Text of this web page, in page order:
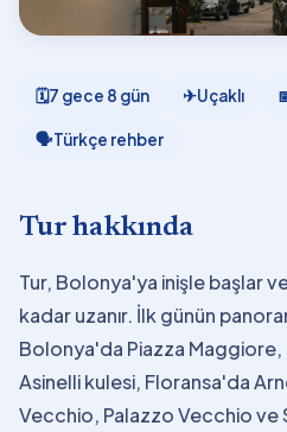
🗓7 gece 8 gün ✈Uçaklı
🗣Türkçe rehber
Tur hakkında
Tur, Bolonya'ya inişle başlar
kadar uzanır. İlk günün
Bolonya'da Piazza
Asinelli kulesi, Floransa'da
Vecchio, Palazzo Vecchio ve